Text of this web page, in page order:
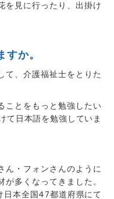
を見に行ったり、出掛け
か。
て、介護福祉士をとりた
ことをもっと勉強したい
て日本語を勉強していま
ん・フォンさんのように
多くなってきました。
日本全国47都道府県にて